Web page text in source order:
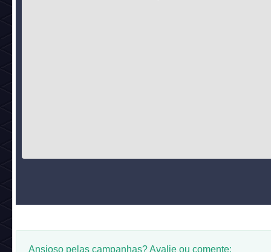
Ansioso pelas campanhas? Avalie ou comente: